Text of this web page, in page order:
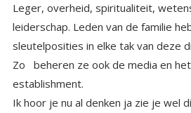
Leger, overheid, spiritualiteit,
leiderschap. Leden van de
sleutelposities in elke tak van deze
Zo beheren ze ook de media
establishment.
Ik hoor je nu al denken ja zie je wel
het zijn criminelen, misdadigers.